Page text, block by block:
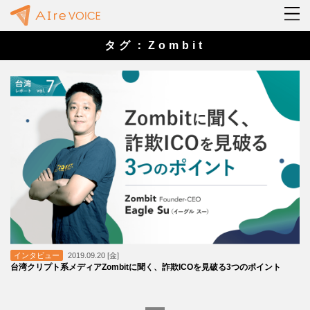
タグ：Zombit
インタビュー 2019.09.20 [金]
台湾クリプト系メディアZombitに聞く、詐欺ICOを見破る3つのポイント